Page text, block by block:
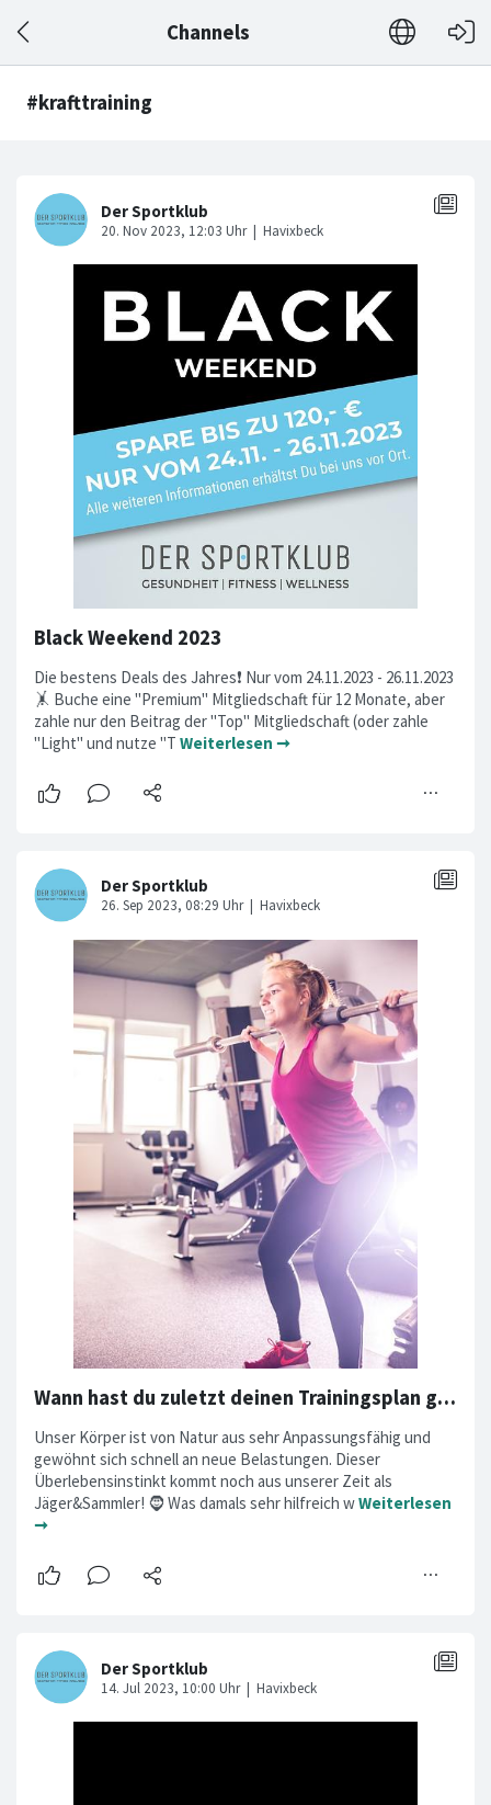
Channels
#krafttraining
Black Weekend 2023
Die bestens Deals des Jahres❗ Nur vom 24.11.2023 - 26.11.2023
🤸 Buche eine "Premium" Mitgliedschaft für 12 Monate, aber
zahle nur den Beitrag der "Top" Mitgliedschaft (oder zahle
"Light" und nutze "T Weiterlesen ➞
Wann hast du zuletzt deinen Trainingsplan geändert/angepasst? 🤔
Unser Körper ist von Natur aus sehr Anpassungsfähig und
gewöhnt sich schnell an neue Belastungen. Dieser
Überlebensinstinkt kommt noch aus unserer Zeit als
Jäger&Sammler! 🧔 Was damals sehr hilfreich wWeiterlesen
➞